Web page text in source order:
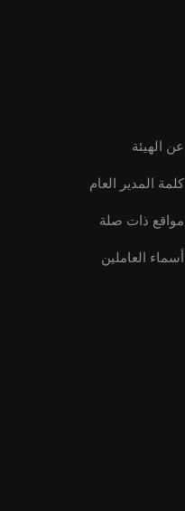
عن الهيئة
كلمة المدير العام
مواقع ذات صلة
أسماء العاملين